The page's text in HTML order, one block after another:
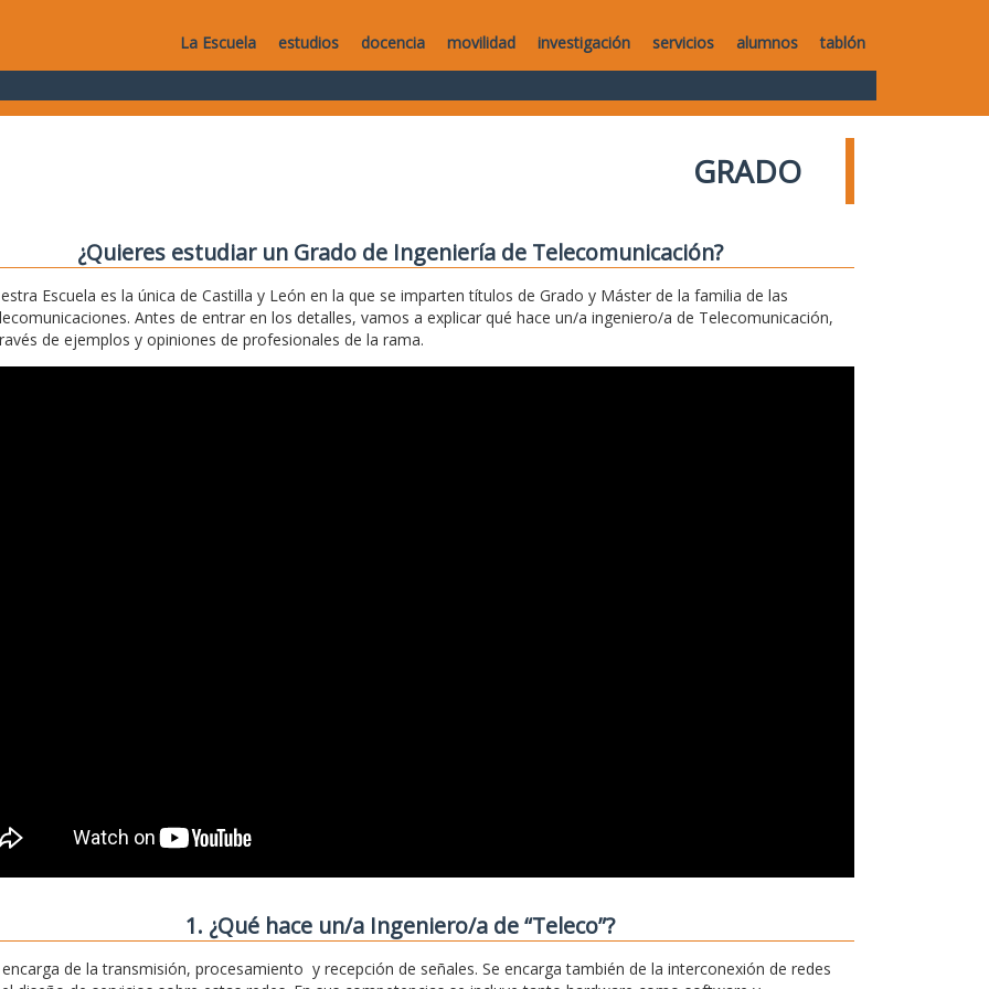
La Escuela estudios docencia movilidad investigación servicios alumnos tablón
GRADO
¿Quieres estudiar un Grado de Ingeniería de Telecomunicación?
Escuela es la única de Castilla y León en la que se imparten títulos de Grado y Máster de la familia de las
Antes de entrar en los detalles, vamos a explicar qué hace un/a ingeniero/a de Telecomunicación,
de ejemplos y opiniones de profesionales de la rama.
1. ¿Qué hace un/a Ingeniero/a de “Teleco”?
encarga de la transmisión, procesamiento y recepción de señales. Se encarga también de la interconexión de redes